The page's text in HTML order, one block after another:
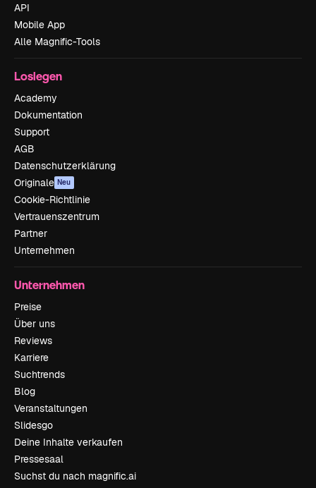
API
Mobile App
Alle Magnific-Tools
Loslegen
Academy
Dokumentation
Support
AGB
Datenschutzerklärung
Originale Neu
Cookie-Richtlinie
Vertrauenszentrum
Partner
Unternehmen
Unternehmen
Preise
Über uns
Reviews
Karriere
Suchtrends
Blog
Veranstaltungen
Slidesgo
Deine Inhalte verkaufen
Pressesaal
Suchst du nach magnific.ai